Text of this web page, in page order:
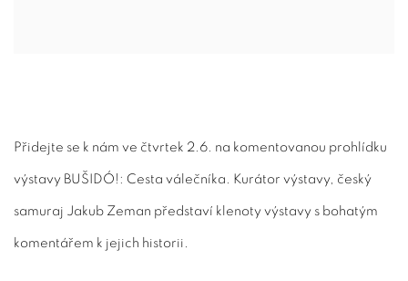
Přidejte se k nám ve čtvrtek 2.6. na komentovanou prohlídku
výstavy BUŠIDÓ!: Cesta válečníka. Kurátor výstavy, český
samuraj Jakub Zeman představí klenoty výstavy s bohatým
komentářem k jejich historii.